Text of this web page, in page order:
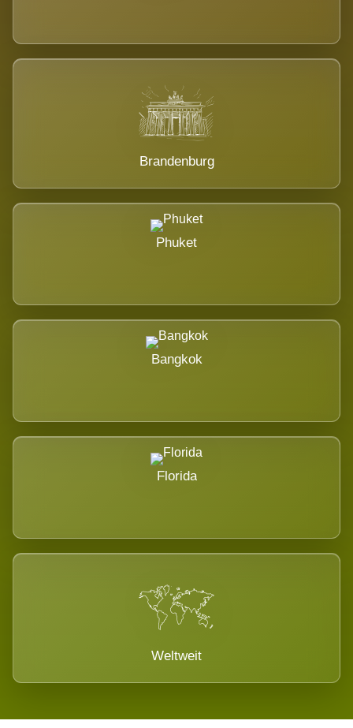
Brandenburg
Phuket
Bangkok
Florida
Weltweit